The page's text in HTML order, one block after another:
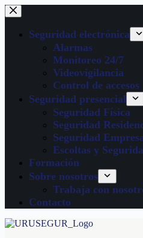
Seguridad electrónica
Alarmas
Monitoreo 24/7
Videovigilancia
Control de accesos
Seguridad presencial
Seguridad Física
Seguridad
Seguridad
Escoltas y
Formación
Sobre nosotros
Trabaja con
Contacto